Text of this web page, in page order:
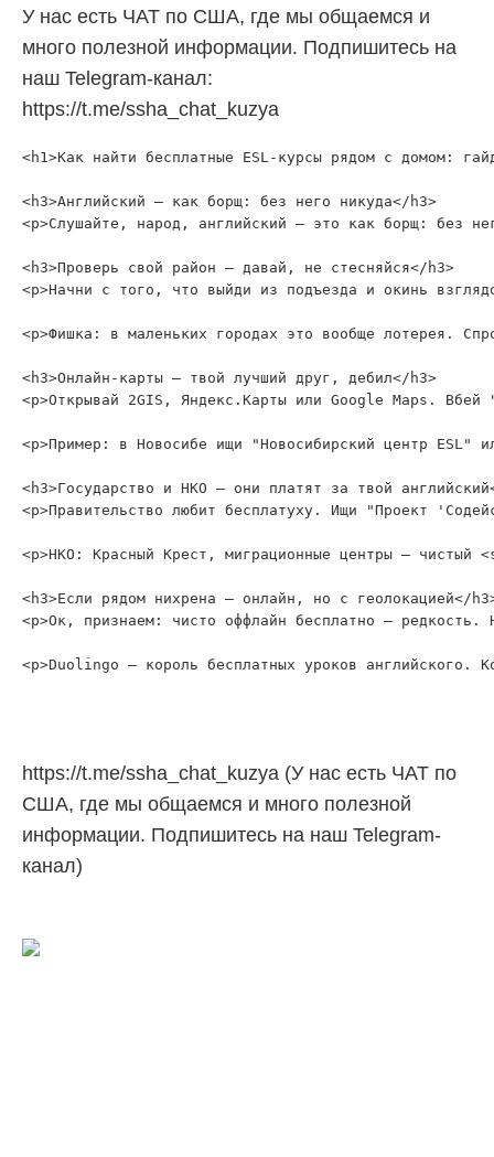
У нас есть ЧАТ по США, где мы общаемся и
много полезной информации. Подпишитесь на
наш Telegram-канал:
https://t.me/ssha_chat_kuzya
<h1>Как найти бесплатные ESL-курсы рядом с домом:
<h3>Английский — как борщ: без него никуда</h3>
<p>Слушайте, народ, английский — это как борщ: без
<h3>Проверь свой район — давай, не стесняйся</h3>
<p>Начни с того, что выйди из подъезда и окинь
<p>Фишка: в маленьких городах это вообще лотерея.
<h3>Онлайн-карты — твой лучший друг, дебил</h3>
<p>Открывай 2GIS, Яндекс.Карты или Google Maps.
<p>Пример: в Новосибе ищи "Новосибирский центр
<h3>Государство и НКО — они платят за твой
<p>Правительство любит бесплатуху. Ищи "Проект
<p>НКО: Красный Крест, миграционные центры —
<h3>Если рядом нихрена — онлайн, но с геолокацией</
<p>Ок, признаем: чисто оффлайн бесплатно —
https://t.me/ssha_chat_kuzya (У нас есть ЧАТ по
США, где мы общаемся и много полезной
информации. Подпишитесь на наш Telegram-
канал)